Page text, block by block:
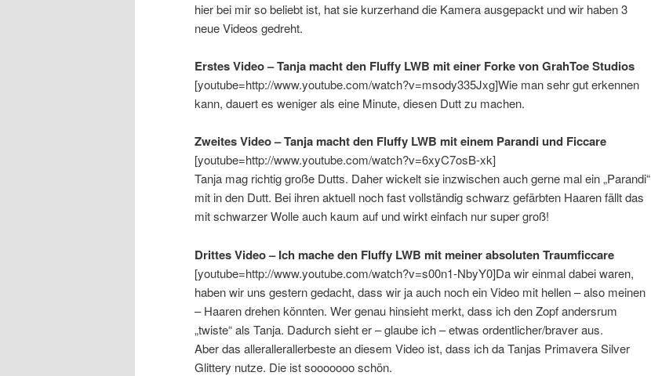
hier bei mir so beliebt ist, hat sie kurzerhand die Kamera ausgepackt und wir haben 3
neue Videos gedreht.
Erstes Video – Tanja macht den Fluffy LWB mit einer Forke von GrahToe Studios
[youtube=http://www.youtube.com/watch?v=msody335Jxg]Wie man sehr gut erkennen
kann, dauert es weniger als eine Minute, diesen Dutt zu machen.
Zweites Video – Tanja macht den Fluffy LWB mit einem Parandi und Ficcare
[youtube=http://www.youtube.com/watch?v=6xyC7osB-xk]
Tanja mag richtig große Dutts. Daher wickelt sie inzwischen auch gerne mal ein „Parandi“
mit in den Dutt. Bei ihren aktuell noch fast vollständig schwarz gefärbten Haaren fällt das
mit schwarzer Wolle auch kaum auf und wirkt einfach nur super groß!
Drittes Video – Ich mache den Fluffy LWB mit meiner absoluten Traumficcare
[youtube=http://www.youtube.com/watch?v=s00n1-NbyY0]Da wir einmal dabei waren,
haben wir uns gestern gedacht, dass wir ja auch noch ein Video mit hellen – also meinen
– Haaren drehen könnten. Wer genau hinsieht merkt, dass ich den Zopf andersrum
„twiste“ als Tanja. Dadurch sieht er – glaube ich – etwas ordentlicher/braver aus.
Aber das allerallerallerbeste an diesem Video ist, dass ich da Tanjas Primavera Silver
Glittery nutze. Die ist sooooooo schön.